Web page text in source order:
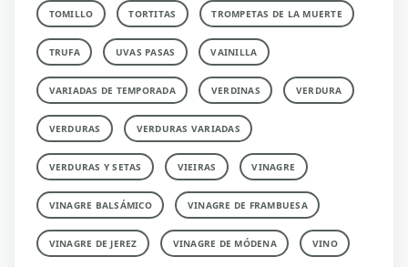
TOMILLO TORTITAS TROMPETAS DE LA MUERTE
TRUFA UVAS PASAS VAINILLA
VARIADAS DE TEMPORADA VERDINAS VERDURA
VERDURAS VERDURAS VARIADAS
VERDURAS Y SETAS VIEIRAS VINAGRE
VINAGRE BALSÁMICO VINAGRE DE FRAMBUESA
VINAGRE DE JEREZ VINAGRE DE MÓDENA VINO